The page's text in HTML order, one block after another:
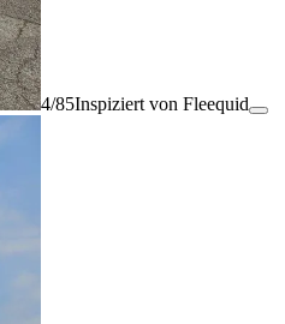
4/85Inspiziert von Fleequid